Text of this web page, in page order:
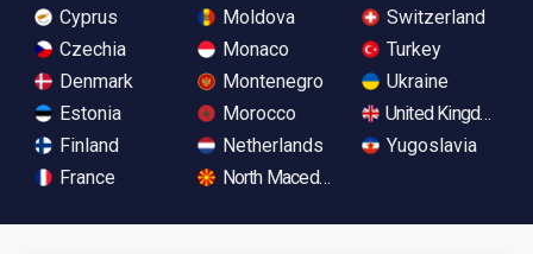
Cyprus
Czechia
Denmark
Estonia
Finland
France
Moldova
Monaco
Montenegro
Morocco
Netherlands
North Macedonia
Switzerland
Turkey
Ukraine
United Kingdom
Yugoslavia